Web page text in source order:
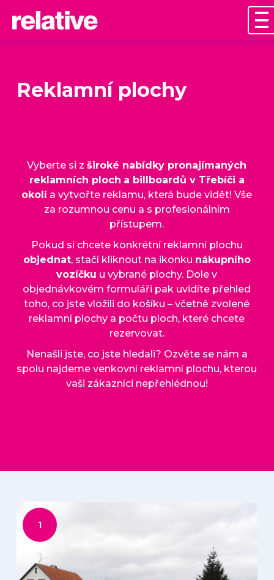
Reklamní plochy
Vyberte si zširoké nabídky pronajímaných
reklamních ploch a billboardů v Třebíči a
okolía vytvořte reklamu, která bude vidět! Vše
za rozumnou cenu a s profesionálním
přístupem.
Pokud si chcete konkrétní reklamní plochu
objednat, stačí kliknout na ikonku nákupního
vozíčku u vybrané plochy. Dole v
objednávkovém formuláři pak uvidíte přehled
toho, co jste vložili do košíku – včetně zvolené
reklamní plochy a počtu ploch, které chcete
rezervovat.
Nenašli jste, co jste hledali? Ozvěte se nám a
spolu najdeme venkovní reklamní plochu, kterou
vaši zákazníci nepřehlédnou!
1